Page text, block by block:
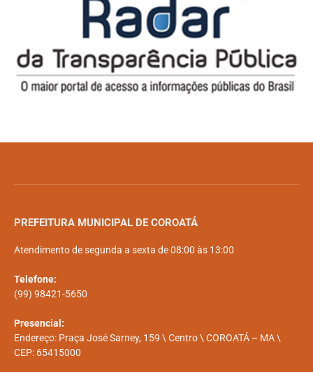
PREFEITURA MUNICIPAL DE COROATÁ
Atendimento de segunda a sexta de 08:00 às 13:00
Telefone:
(99) 98421-5650
Presencial:
Endereço: Praça José Sarney, 159 \ Centro \ COROATÁ – MA \
CEP: 65415000